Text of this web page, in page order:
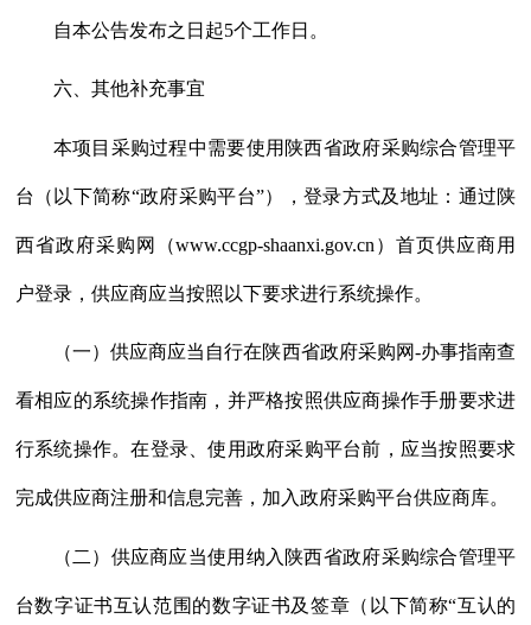
自本公告发布之日起5个工作日。
六、其他补充事宜
本项目采购过程中需要使用陕西省政府采购综合管理平
台（以下简称“政府采购平台”），登录方式及地址：通过陕
西省政府采购网（www.ccgp-shaanxi.gov.cn）首页供应商用
户登录，供应商应当按照以下要求进行系统操作。
（一）供应商应当自行在陕西省政府采购网-办事指南查
看相应的系统操作指南，并严格按照供应商操作手册要求进
行系统操作。在登录、使用政府采购平台前，应当按照要求
完成供应商注册和信息完善，加入政府采购平台供应商库。
（二）供应商应当使用纳入陕西省政府采购综合管理平
台数字证书互认范围的数字证书及签章（以下简称“互认的